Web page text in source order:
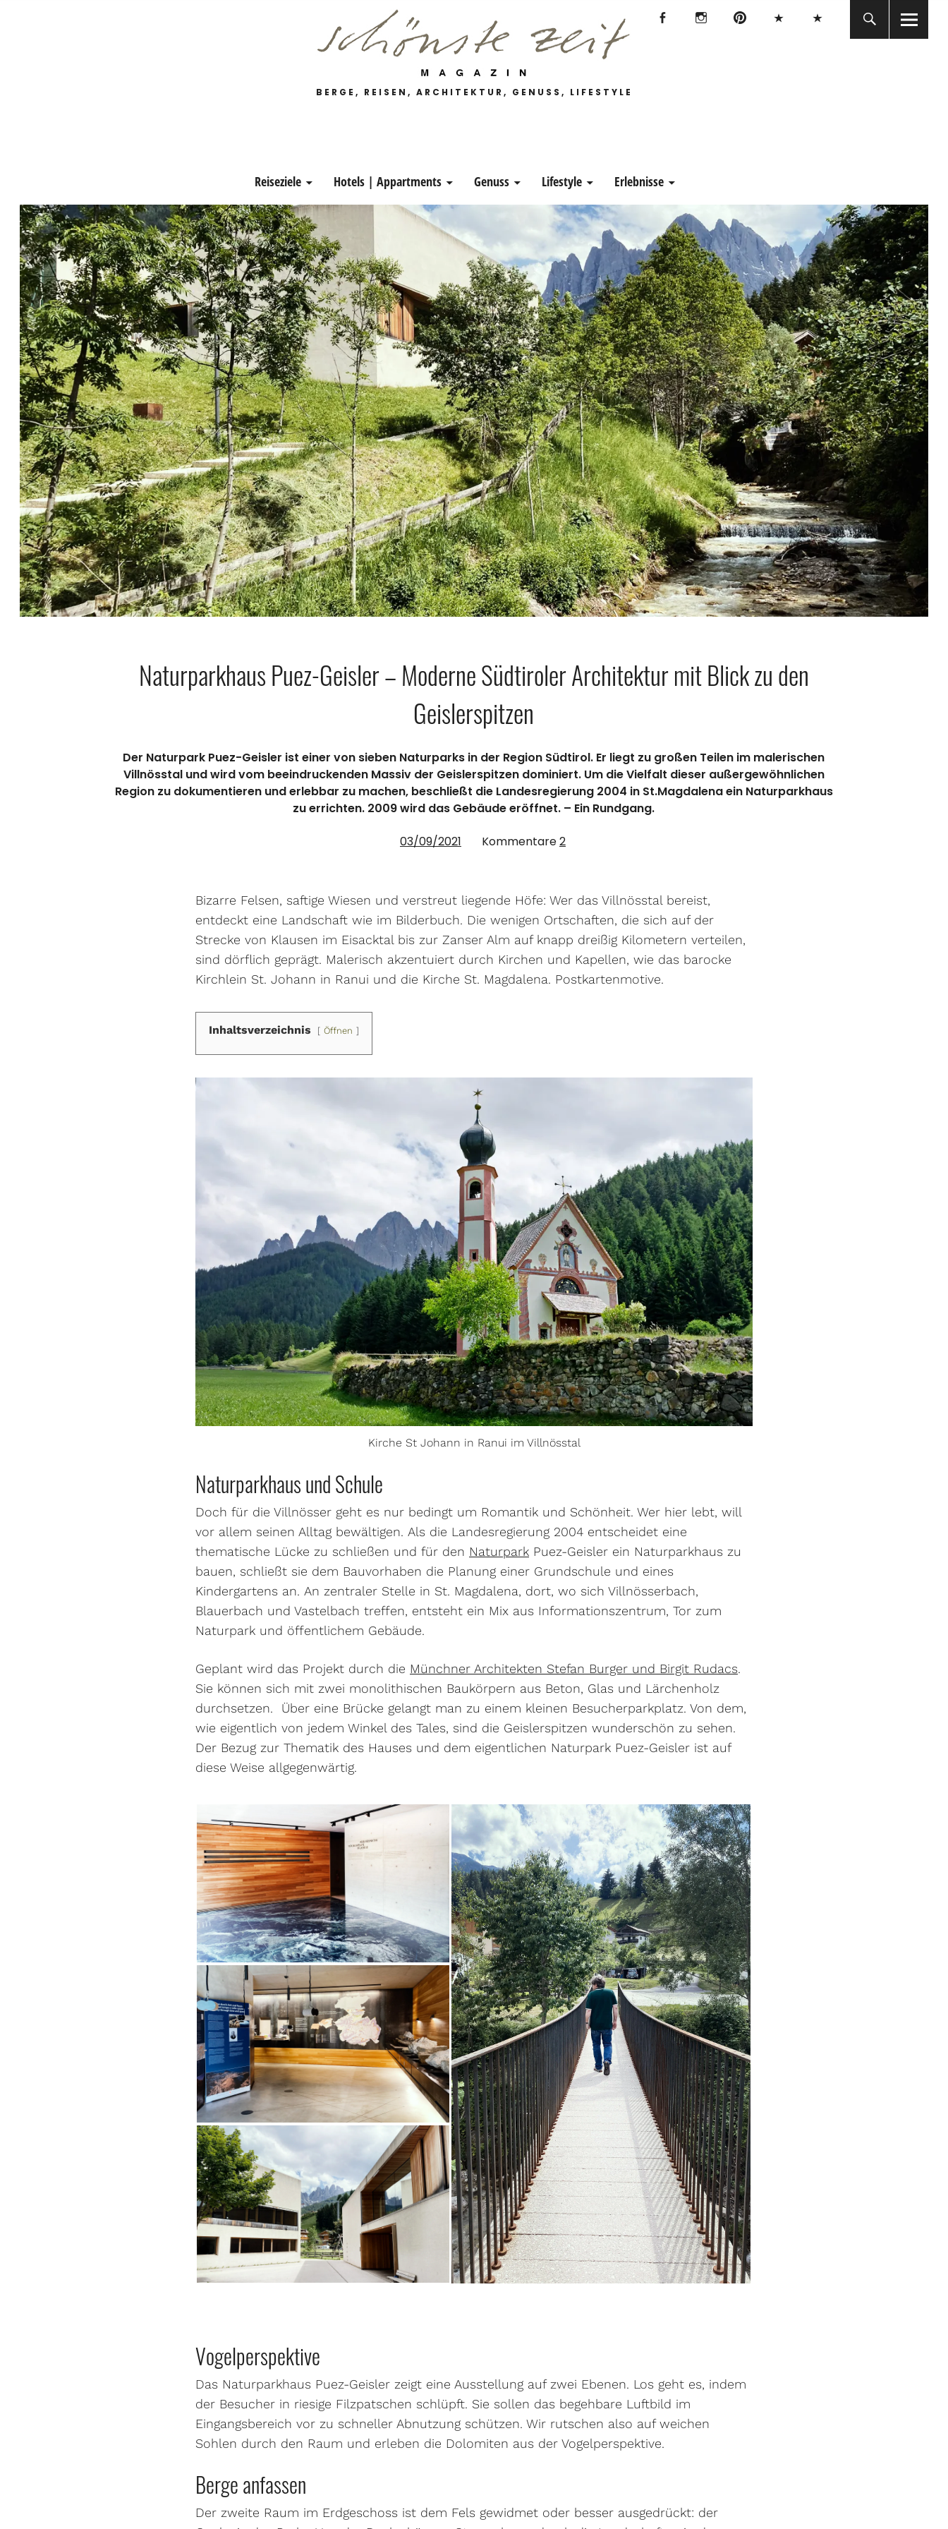
Schönste Zeit Magazin
BERGE, REISEN, ARCHITEKTUR, GENUSS, LIFESTYLE
Reiseziele Hotels | Appartments Genuss Lifestyle Erlebnisse
Naturparkhaus Puez-Geisler – Moderne Südtiroler Architektur mit Blick zu den
Geislerspitzen
Der Naturpark Puez-Geisler ist einer von sieben Naturparks in der Region Südtirol. Er liegt zu großen Teilen im malerischen
Villnösstal und wird vom beeindruckenden Massiv der Geislerspitzen dominiert. Um die Vielfalt dieser außergewöhnlichen
Region zu dokumentieren und erlebbar zu machen, beschließt die Landesregierung 2004 in St.Magdalena ein Naturparkhaus
zu errichten. 2009 wird das Gebäude eröffnet. – Ein Rundgang.
03/09/2021 Kommentare2
Bizarre Felsen, saftige Wiesen und verstreut liegende Höfe: Wer das Villnösstal bereist,
entdeckt eine Landschaft wie im Bilderbuch. Die wenigen Ortschaften, die sich auf der
Strecke von Klausen im Eisacktal bis zur Zanser Alm auf knapp dreißig Kilometern verteilen,
sind dörflich geprägt. Malerisch akzentuiert durch Kirchen und Kapellen, wie das barocke
Kirchlein St. Johann in Ranui und die Kirche St. Magdalena. Postkartenmotive.
Inhaltsverzeichnis Öffnen
Kirche St Johann in Ranui im Villnösstal
Naturparkhaus und Schule
Doch für die Villnösser geht es nur bedingt um Romantik und Schönheit. Wer hier lebt, will
vor allem seinen Alltag bewältigen. Als die Landesregierung 2004 entscheidet eine
thematische Lücke zu schließen und für den Naturpark Puez-Geisler ein Naturparkhaus zu
bauen, schließt sie dem Bauvorhaben die Planung einer Grundschule und eines
Kindergartens an. An zentraler Stelle in St. Magdalena, dort, wo sich Villnösserbach,
Blauerbach und Vastelbach treffen, entsteht ein Mix aus Informationszentrum, Tor zum
Naturpark und öffentlichem Gebäude.
Geplant wird das Projekt durch die Münchner Architekten Stefan Burger und Birgit Rudacs.
Sie können sich mit zwei monolithischen Baukörpern aus Beton, Glas und Lärchenholz
durchsetzen. Über eine Brücke gelangt man zu einem kleinen Besucherparkplatz. Von dem,
wie eigentlich von jedem Winkel des Tales, sind die Geislerspitzen wunderschön zu sehen.
Der Bezug zur Thematik des Hauses und dem eigentlichen Naturpark Puez-Geisler ist auf
diese Weise allgegenwärtig.
Vogelperspektive
Das Naturparkhaus Puez-Geisler zeigt eine Ausstellung auf zwei Ebenen. Los geht es, indem
der Besucher in riesige Filzpatschen schlüpft. Sie sollen das begehbare Luftbild im
Eingangsbereich vor zu schneller Abnutzung schützen. Wir rutschen also auf weichen
Sohlen durch den Raum und erleben die Dolomiten aus der Vogelperspektive.
Berge anfassen
Der zweite Raum im Erdgeschoss ist dem Fels gewidmet oder besser ausgedrückt: der